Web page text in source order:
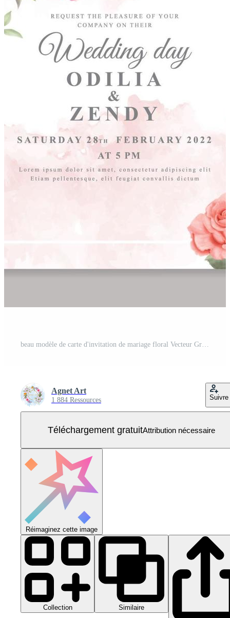
beau modèle de carte d'invitation de mariage floral Vecteur Gratuit
Agnet Art
1 884 Ressources Suivre
Téléchargement gratuitAttribution nécessaire
Réimaginez cette image
Collection Similaire